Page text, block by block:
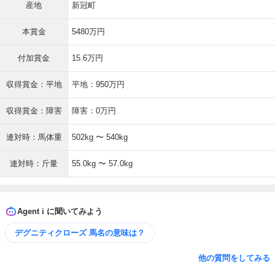
産地 新冠町
本賞金 5480万円
付加賞金 15.6万円
収得賞金：平地 平地：950万円
収得賞金：障害 障害：0万円
連対時：馬体重 502kg 〜 540kg
連対時：斤量 55.0kg 〜 57.0kg
Agent i に聞いてみよう
デグニティクローズ 馬名の意味は？
他の質問をしてみる